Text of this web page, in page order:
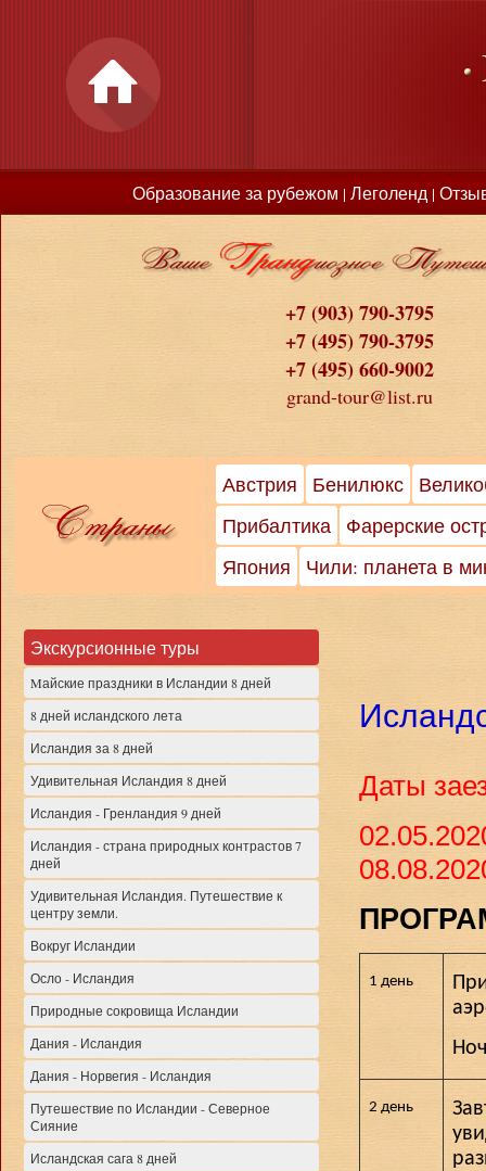
Образование за рубежом | Леголенд |
+7 (903) 790-3795
+7 (495) 790-3795
+7 (495) 660-9002
grand-tour@list.ru
Австрия Бенилюкс
Прибалтика
Фарерские
Япония
Чили: планета в
Экскурсионные туры
Mайские праздники в Исландии 8 дней
8 дней исландского лета
Исландия за 8 дней
Удивительная Исландия 8 дней
Исландия - Гренландия 9 дней
Исландия - страна природных контрастов 7
дней
Удивительная Исландия. Путешествие к
центру земли.
Вокруг Исландии
Осло - Исландия
Природные сокровища Исландии
Дания - Исландия
Дания - Норвегия - Исландия
Путешествие по Исландии - Северное
Сияние
Исландская сага 8 дней
Даты
1 день
2 день